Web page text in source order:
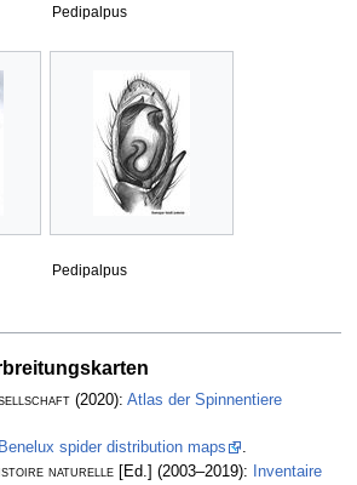
Pedipalpus
Pedipalpus
(2020): Atlas der Spinnentiere
Benelux spider distribution maps
.
naturelle [Ed.] (2003–2019):
Inventaire